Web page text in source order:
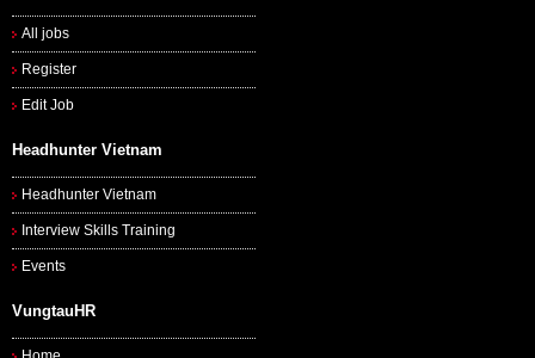
All jobs
Register
Edit Job
Headhunter Vietnam
Headhunter Vietnam
Interview Skills Training
Events
VungtauHR